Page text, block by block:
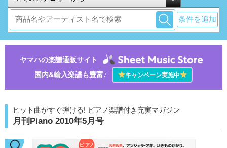
条件を追加
ヤマハの楽譜通販サイト
国内&輸入楽譜も豊富♪
★キャンペーン実施中★
ヒット曲がすぐ弾ける! ピアノ楽譜付き充実マガジン
月刊Piano 2010年5月号